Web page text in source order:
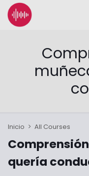
Inicio All Courses
quería